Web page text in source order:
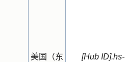
美国（东
[Hub ID].hs-